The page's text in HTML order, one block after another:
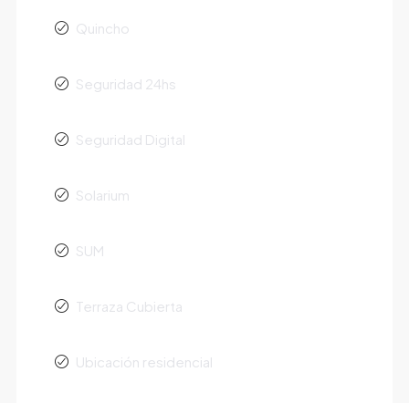
Quincho
Seguridad 24hs
Seguridad Digital
Solarium
SUM
Terraza Cubierta
Ubicación residencial